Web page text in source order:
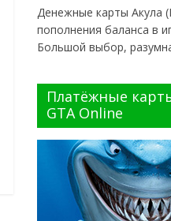
Денежные карты Акула
пополнения баланса в
Большой выбор,
Платёжные
GTA Online